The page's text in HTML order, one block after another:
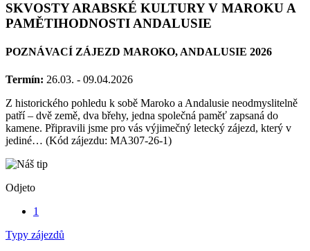
SKVOSTY ARABSKÉ KULTURY V MAROKU A
PAMĚTIHODNOSTI ANDALUSIE
POZNÁVACÍ ZÁJEZD MAROKO, ANDALUSIE 2026
Termín: 26.03. - 09.04.2026
Z historického pohledu k sobě Maroko a Andalusie neodmyslitelně
patří – dvě země, dva břehy, jedna společná paměť zapsaná do
kamene. Připravili jsme pro vás výjimečný letecký zájezd, který v
jediné… (Kód zájezdu: MA307-26-1)
Odjeto
1
Typy zájezdů